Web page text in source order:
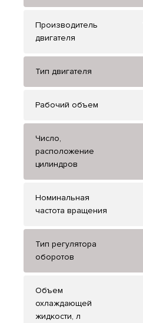
Производитель
двигателя
Тип двигателя
Рабочий объем
Число,
расположение
цилиндров
Номинальная
частота вращения
Тип регулятора
оборотов
Объем
охлаждающей
жидкости, л